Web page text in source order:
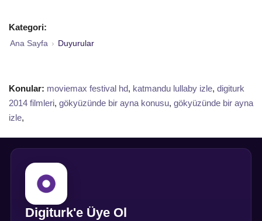
Kategori:
Ana Sayfa › Duyurular
Konular: moviemax festival hd, katmandu lullaby izle, digiturk
2014 filmleri, gökyüzünde bir ayna konusu, gökyüzünde bir ayna
izle,
Digiturk'e Üye Ol